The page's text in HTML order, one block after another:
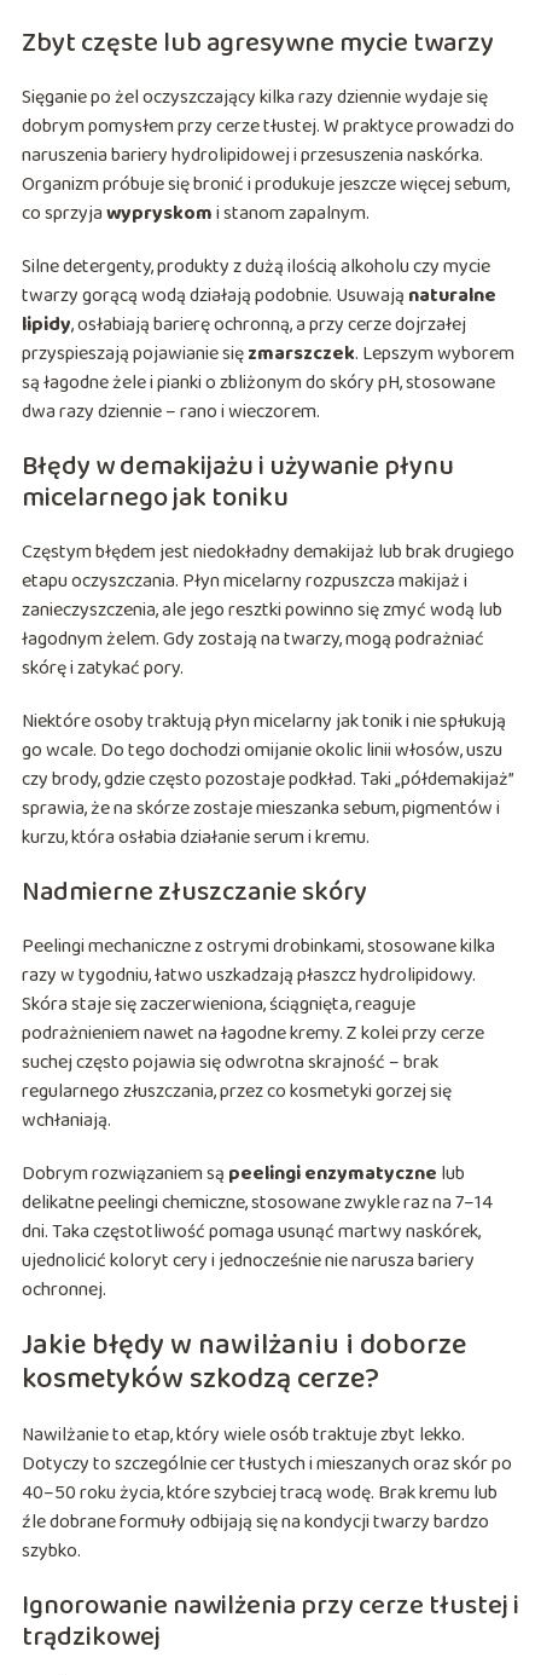
Zbyt częste lub agresywne mycie twarzy
Sięganie po żel oczyszczający kilka razy dziennie wydaje się
dobrym pomysłem przy cerze tłustej. W praktyce prowadzi do
naruszenia bariery hydrolipidowej i przesuszenia naskórka.
Organizm próbuje się bronić i produkuje jeszcze więcej sebum,
co sprzyjawypryskomi stanom zapalnym.
Silne detergenty, produkty z dużą ilością alkoholu czy mycie
twarzy gorącą wodą działają podobnie. Usuwają naturalne
lipidy, osłabiają barierę ochronną, a przy cerze dojrzałej
przyspieszają pojawianie sięzmarszczek. Lepszym wyborem
są łagodne żele i pianki o zbliżonym do skóry pH, stosowane
dwa razy dziennie – rano i wieczorem.
Błędy w demakijażu i używanie płynu
micelarnego jak toniku
Częstym błędem jest niedokładny demakijaż lub brak drugiego
etapu oczyszczania. Płyn micelarny rozpuszcza makijaż i
zanieczyszczenia, ale jego resztki powinno się zmyć wodą lub
łagodnym żelem. Gdy zostają na twarzy, mogą podrażniać
skórę i zatykać pory.
Niektóre osoby traktują płyn micelarny jak tonik i nie spłukują
go wcale. Do tego dochodzi omijanie okolic linii włosów, uszu
czy brody, gdzie często pozostaje podkład. Taki „półdemakijaż”
sprawia, że na skórze zostaje mieszanka sebum, pigmentów i
kurzu, która osłabia działanie serum i kremu.
Nadmierne złuszczanie skóry
Peelingi mechaniczne z ostrymi drobinkami, stosowane kilka
razy w tygodniu, łatwo uszkadzają płaszcz hydrolipidowy.
Skóra staje się zaczerwieniona, ściągnięta, reaguje
podrażnieniem nawet na łagodne kremy. Z kolei przy cerze
suchej często pojawia się odwrotna skrajność – brak
regularnego złuszczania, przez co kosmetyki gorzej się
wchłaniają.
Dobrym rozwiązaniem są peelingi enzymatyczne lub
delikatne peelingi chemiczne, stosowane zwykle raz na 7–14
dni. Taka częstotliwość pomaga usunąć martwy naskórek,
ujednolicić koloryt cery i jednocześnie nie narusza bariery
ochronnej.
Jakie błędy w nawilżaniu i doborze
kosmetyków szkodzą cerze?
Nawilżanie to etap, który wiele osób traktuje zbyt lekko.
Dotyczy to szczególnie cer tłustych i mieszanych oraz skór po
40–50 roku życia, które szybciej tracą wodę. Brak kremu lub
źle dobrane formuły odbijają się na kondycji twarzy bardzo
szybko.
Ignorowanie nawilżenia przy cerze tłustej i
trądzikowej